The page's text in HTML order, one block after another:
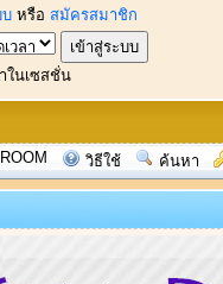
บ หรือ สมัครสมาชิก
ในเซสชั่น
วิธีใช้ ค้นหา